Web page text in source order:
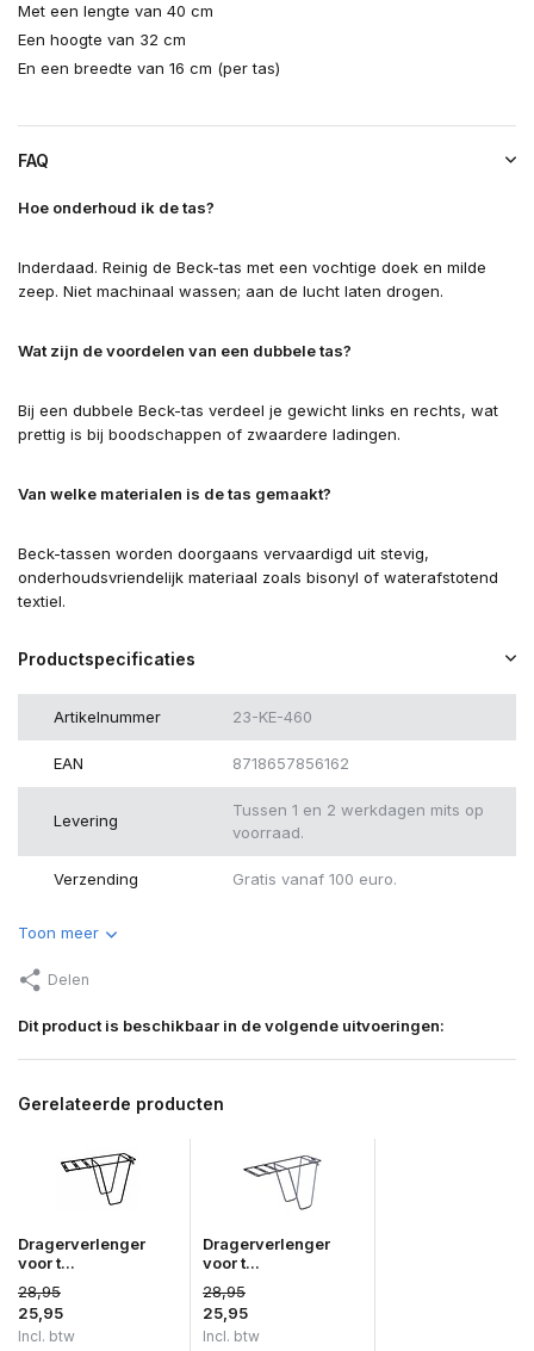
Met een lengte van 40 cm
Een hoogte van 32 cm
En een breedte van 16 cm (per tas)
FAQ
Hoe onderhoud ik de tas?
Inderdaad. Reinig de Beck-tas met een vochtige doek en milde
zeep. Niet machinaal wassen; aan de lucht laten drogen.
Wat zijn de voordelen van een dubbele tas?
Bij een dubbele Beck-tas verdeel je gewicht links en rechts, wat
prettig is bij boodschappen of zwaardere ladingen.
Van welke materialen is de tas gemaakt?
Beck-tassen worden doorgaans vervaardigd uit stevig,
onderhoudsvriendelijk materiaal zoals bisonyl of waterafstotend
textiel.
Productspecificaties
Artikelnummer 23-KE-460
EAN 8718657856162
Levering
Tussen 1 en 2 werkdagen mits op
voorraad.
Verzending Gratis vanaf 100 euro.
Toon meer
Delen
Dit product is beschikbaar in de volgende uitvoeringen:
Gerelateerde producten
Dragerverlenger
voor t...
28,95
25,95
Incl. btw
Dragerverlenger
voor t...
28,95
25,95
Incl. btw